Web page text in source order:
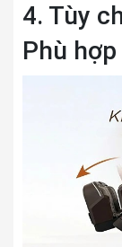
4. Tùy
Phù